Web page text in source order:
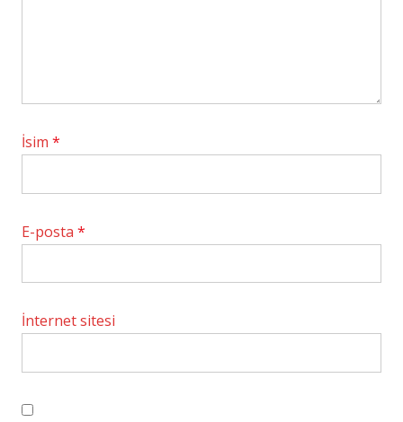
İsim *
E-posta *
İnternet sitesi